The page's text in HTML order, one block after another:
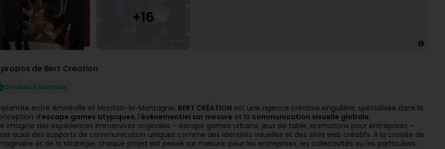
propos de Bert Creation
Services à Domicile
entre Amnéville et Montois-la-Montagne, BERT CRÉATION est une agence créative singulière, spécialisée dans la
d’escape games atypiques, l’événementiel sur mesure et la communication visuelle globale.
imagine des expériences immersives originales – escape games urbains, jeux de table, animations pour entreprises –
aussi des supports de communication uniques comme des identités visuelles et des sites web créatifs. À la croisée de
et de la stratégie, chaque projet est pensé sur mesure, pour les entreprises, les collectivités ou les particuliers.